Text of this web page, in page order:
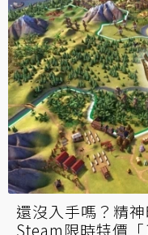
還沒入手嗎？精
Steam限時特價「